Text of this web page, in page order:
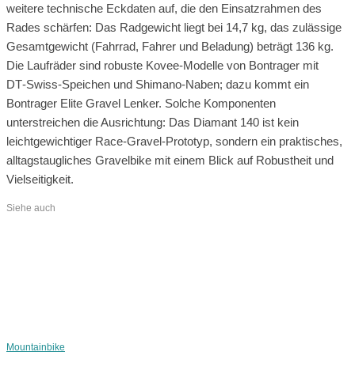
weitere technische Eckdaten auf, die den Einsatzrahmen des
Rades schärfen: Das Radgewicht liegt bei 14,7 kg, das zulässige
Gesamtgewicht (Fahrrad, Fahrer und Beladung) beträgt 136 kg.
Die Laufräder sind robuste Kovee‑Modelle von Bontrager mit
DT‑Swiss‑Speichen und Shimano‑Naben; dazu kommt ein
Bontrager Elite Gravel Lenker. Solche Komponenten
unterstreichen die Ausrichtung: Das Diamant 140 ist kein
leichtgewichtiger Race‑Gravel‑Prototyp, sondern ein praktisches,
alltagstaugliches Gravelbike mit einem Blick auf Robustheit und
Vielseitigkeit.
Siehe auch
Mountainbike